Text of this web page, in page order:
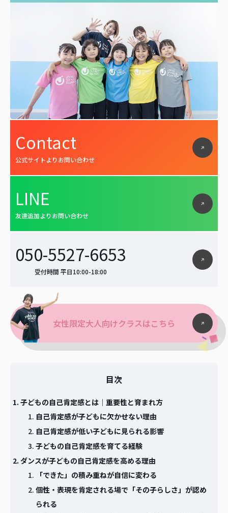
Contact
公式サイトよりお問い合わせ
LINE
友達追加よりお問い合わせ
050-5527-6653
受付時間 平日10:00-18:00
女性限定大人向けクラスはこちら
目次
子どもの自己肯定感とは｜重要性と育まれ方
自己肯定感が子どもに欠かせない理由
自己肯定感が低い子どもに見られる影響
子どもの自己肯定感を育てる経験
ダンスが子どもの自己肯定感を高める理由
「できた」の積み重ねが自信に変わる
個性・表現を肯定される場で「その子らしさ」が認め
られる